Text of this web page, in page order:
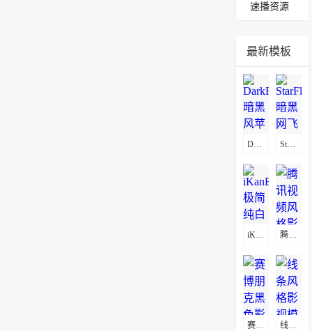
速播资源
最新模板
StarFlix暗黑网飞风影视模板
腾讯视频风格影视模板
线条风格影视模板